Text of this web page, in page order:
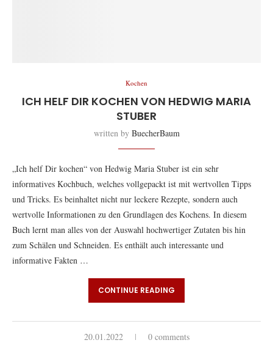
Kochen
ICH HELF DIR KOCHEN VON HEDWIG MARIA
STUBER
written by BuecherBaum
„Ich helf Dir kochen“ von Hedwig Maria Stuber ist ein sehr
informatives Kochbuch, welches vollgepackt ist mit wertvollen Tipps
und Tricks. Es beinhaltet nicht nur leckere Rezepte, sondern auch
wertvolle Informationen zu den Grundlagen des Kochens. In diesem
Buch lernt man alles von der Auswahl hochwertiger Zutaten bis hin
zum Schälen und Schneiden. Es enthält auch interessante und
informative Fakten …
CONTINUE READING
20.01.2022 0 comments